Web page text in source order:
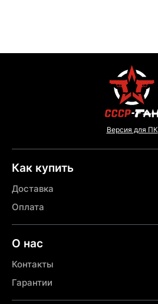
Версия для ПК
Как купить
Доставка
Оплата
О нас
Контакты
Гарантии